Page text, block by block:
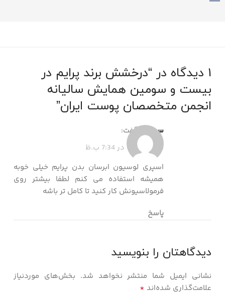
1 دیدگاه در “
درخشش برند پرایم در
بیست و سومین همایش سالیانه
انجمن متخصصان پوست ایران”
سیمین
گفت:
دی 17, 1404 در 7:34 ب.ظ
اسپری لوسیون ابرسان بدن پرایم خیلی خوبه
همیشه استفاده می کنم لطفا بیشتر روی
فرمولاسیونش کار کنید تا کامل تر باشه
پاسخ
دیدگاهتان را بنویسید
نشانی ایمیل شما منتشر نخواهد شد. بخش‌های موردنیاز
علامت‌گذاری شده‌اند *